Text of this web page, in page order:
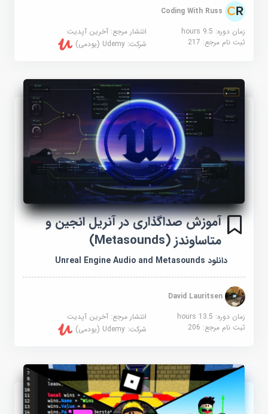
Coding With Russ
زمان دوره: 9.5 hours
انتشار مرجع:آخرین آپدیت
ثبت نام مرجع:217 شرکت:Udemy (یودمی)
آموزش صداگذاری در آنریل انجین و
متاساوندز (Metasounds)
دانلود Unreal Engine Audio and Metasounds
David Lauritsen
زمان دوره: 13.5 hours
انتشار مرجع:آخرین آپدیت
ثبت نام مرجع:206 شرکت:Udemy (یودمی)